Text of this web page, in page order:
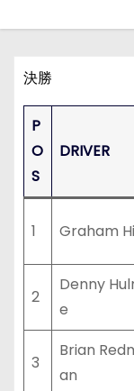
決勝
P
O
S
DRIVER
1 Graham
2
Denny
e
3
Brian
an